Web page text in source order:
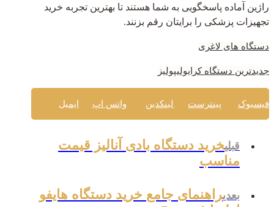
راژین آماده پاسخگویی به شما هستند تا بهترین تجربه خرید
تجهیزات پزشکی را برایتان رقم بزنند.
دستگاه های لاغری
جدیدترین دستگاه کرایولیپولیز
فیسبوک پینترست لینکدین واتس اپ ایمیل
قبلیخرید دستگاه بادی آنالیز قیمت
مناسب
بعدیراهنمای جامع خرید دستگاه هایفو